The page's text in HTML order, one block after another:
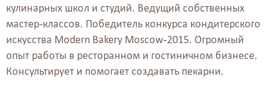
кулинарных школ и студий. Ведущий собственных
мастер-классов. Победитель конкурса кондитерского
искусства Modern Bakery Moscow-2015. Огромный
опыт работы в ресторанном и гостиничном бизнесе.
Консультирует и помогает создавать пекарни.